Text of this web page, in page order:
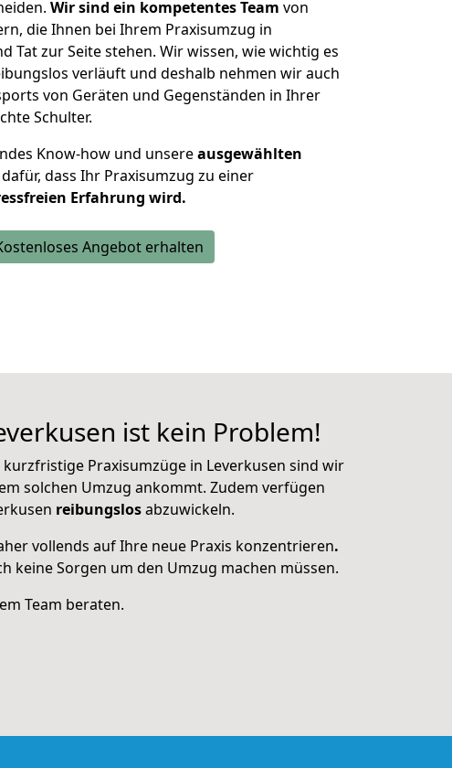
Wir sind ein kompetentes Team von
die Ihnen bei Ihrem Praxisumzug in
Tat zur Seite stehen. Wir wissen, wie wichtig es
verläuft und deshalb nehmen wir auch
von Geräten und Gegenständen in Ihrer
Schulter.
Know-how und unsereausgewählten
dass Ihr Praxisumzug zu einer
Erfahrung wird.
Angebot erhalten
ist kein Problem!
Praxisumzüge in Leverkusen sind wir
solchen Umzug ankommt. Zudem verfügen
reibungslosabzuwickeln.
vollends auf Ihre neue Praxis konzentrieren.
keine Sorgen um den Umzug machen müssen.
Team beraten.